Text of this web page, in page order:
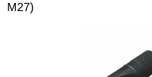
М27)